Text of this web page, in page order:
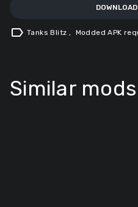
label Tanks Blitz , Modded APK
Similar mods